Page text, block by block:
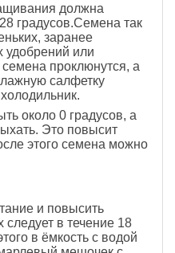
должна
градусов.Семена так
заранее
удобрений или
проклюнутся, а
салфетку
около 0 градусов, а
Это повысит
этого семена можно
и повысить
следует в течение 18
в ёмкость с водой